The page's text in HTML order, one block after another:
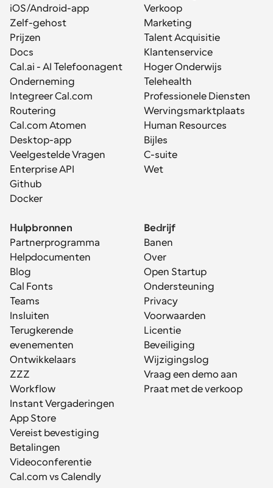
iOS/Android-app
Zelf-gehost
Prijzen
Docs
Cal.ai - AI Telefoonagent
Onderneming
Integreer Cal.com
Routering
Cal.com Atomen
Desktop-app
Veelgestelde Vragen
Enterprise API
Github
Docker
Verkoop
Marketing
Talent Acquisitie
Klantenservice
Hoger Onderwijs
Telehealth
Professionele Diensten
Wervingsmarktplaats
Human Resources
Bijles
C-suite
Wet
Hulpbronnen
Partnerprogramma
Helpdocumenten
Blog
Cal Fonts
Teams
Insluiten
Terugkerende
evenementen
Ontwikkelaars
ZZZ
Workflow
Instant Vergaderingen
App Store
Vereist bevestiging
Betalingen
Videoconferentie
Cal.com vs Calendly
Bedrijf
Banen
Over
Open Startup
Ondersteuning
Privacy
Voorwaarden
Licentie
Beveiliging
Wijzigingslog
Vraag een demo aan
Praat met de verkoop